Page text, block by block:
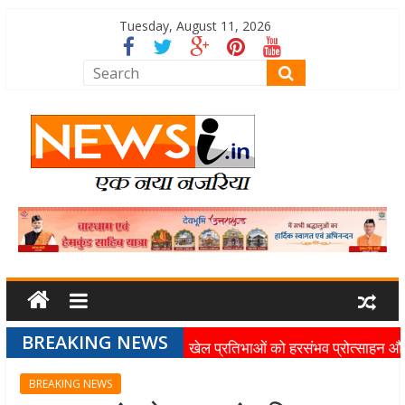
Tuesday, August 11, 2026
BREAKING NEWS
खेल प्रतिभाओं को हरसंभव प्रोत्साहन
की प्राथमिकता: मुख्यमंत्री धामी
BREAKING NEWS